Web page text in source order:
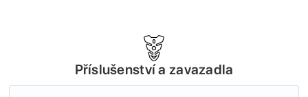
Příslušenství a zavazadla